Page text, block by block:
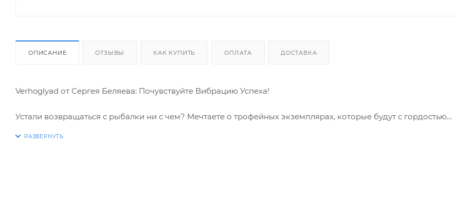
ОПИСАНИЕ ОТЗЫВЫ КАК КУПИТЬ ОПЛАТА ДОСТАВКА
Verhoglyad от Сергея Беляева: Почувствуйте Вибрацию Успеха!
Устали возвращаться с рыбалки ни с чем? Мечтаете о трофейных экземплярах, которые будут с гордостью